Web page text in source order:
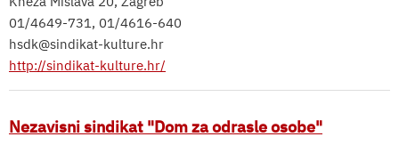
01/4649-731, 01/4616-640
hsdk@sindikat-kulture.hr
http://sindikat-kulture.hr/
Nezavisni sindikat "Dom za odrasle osobe"